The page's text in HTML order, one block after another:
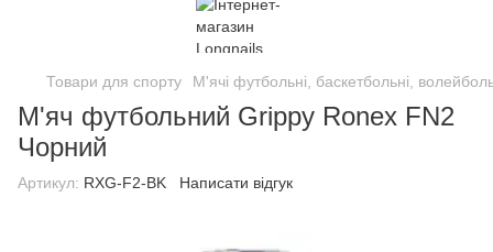
Товари для спорту М'ячі футбольні, баскетбольні,
М'яч футбольний Grippy Ronex FN2
Чорний
Артикул: RXG-F2-BK Написати відгук